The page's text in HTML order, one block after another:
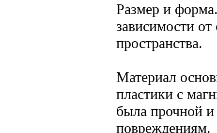
Размер и
зависимости
пространства.
Материал
пластики с
была прочной
повреждениям.